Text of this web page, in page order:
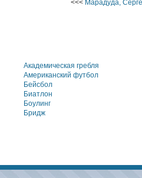
<<< Марадуда,
Академическая гребля
Американский футбол
Бейсбол
Биатлон
Боулинг
Бридж